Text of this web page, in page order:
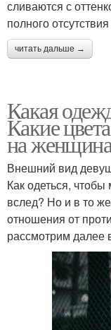
сливаются с
полного
читать дальше →
Какая
Какие
на
Внешний вид
Как одеться,
вслед? Но и в то
отношения от
рассмотрим далее